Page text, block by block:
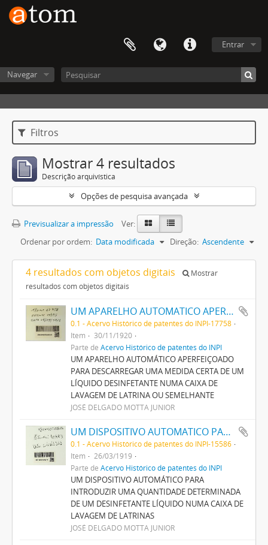
Entrar
Navegar
Filtros
Mostrar 4 resultados
Descrição arquivística
Opções de pesquisa avançada
Previsualizar a impressão
Ver:
Ordenar por ordem: Data modificada Direção: Ascendente
4 resultados com objetos digitais
Mostrar
resultados com objetos digitais
UM APARELHO AUTOMATICO APERFEIÇOADO PARA DESCARREGAR UMA MEDIDA CERTA DE UM LIQUIDO DESINFECTANTE NUMA CAIXA DE LAVAGEM DE LATRINA OU SEMELHANTE
0.1 - Acervo Histórico de patentes do INPI-17758
Item
30/11/1920
Parte de Acervo Histórico de patentes do INPI
UM APARELHO AUTOMÁTICO APERFEIÇOADO
PARA DESCARREGAR UMA MEDIDA CERTA DE UM
LÍQUIDO DESINFETANTE NUMA CAIXA DE
LAVAGEM DE LATRINA OU SEMELHANTE
JOSÉ DELGADO MOTTA JUNIOR
UM DISPOSITIVO AUTOMATICO PARA INTRODUZIR UMA QUANTIDADE DETERMINADA DE UM DESINFECTANTE LIQUIDO NUMA CAIXA DE LAVAGEM DE LATRINAS
0.1 - Acervo Histórico de patentes do INPI-15586
Item
26/03/1919
Parte de Acervo Histórico de patentes do INPI
UM DISPOSITIVO AUTOMÁTICO PARA
INTRODUZIR UMA QUANTIDADE DETERMINADA
DE UM DESINFETANTE LÍQUIDO NUMA CAIXA DE
LAVAGEM DE LATRINAS
JOSÉ DELGADO MOTTA JUNIOR